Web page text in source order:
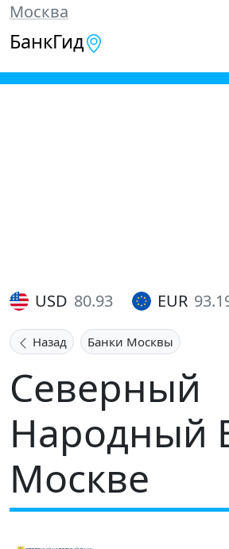
Москва
БанкГид
USD 80.93 EUR
Назад Банки Москвы
Северный
Народный
Москве